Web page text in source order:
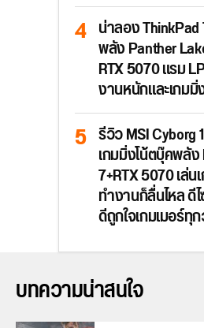
น่าลอง ThinkPad
พลัง Panther
RTX 5070 แรม
งานหนักและเกมมิ่
รีวิว MSI Cyborg
เกมมิ่งโน้ตบุ๊คพลั
7+RTX 5070 เล่น
ทำงานก็ลื่นไหล ดี
ดีถูกใจเกมเมอร์ทุ
บทความน่าสนใจ